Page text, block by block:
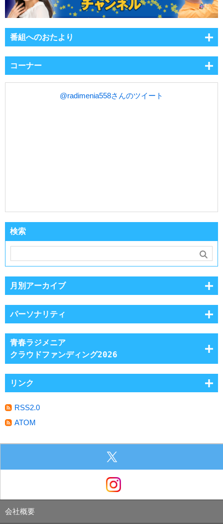
番組へのおたより
コーナー
@radimenia558さんのツイート
検索
月別アーカイブ
パーソナリティ
青春ラジメニア
クラウドファンディング2026
リンク
RSS2.0
ATOM
会社概要